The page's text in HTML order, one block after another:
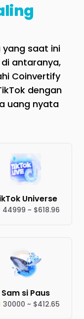
yang saat ini
antaranya,
Coinvertify
dengan
uang nyata
Universe
44999 ~ $618.96
Sam si Paus
30000 ~ $412.65